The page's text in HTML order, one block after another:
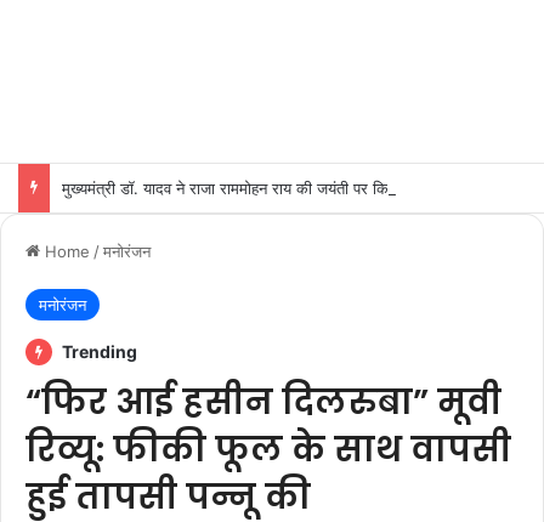
मुख्यमंत्री डॉ. यादव ने राजा राममोहन राय की जयंती पर किया नमन
Home /मनोरंजन
मनोरंजन
Trending
“फिर आई हसीन दिलरुबा” मूवी
रिव्यू: फीकी फूल के साथ वापसी
हुई तापसी पन्नू की